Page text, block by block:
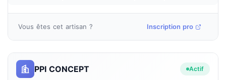
Vous êtes cet artisan ? Inscription pro
PPI CONCEPT Actif